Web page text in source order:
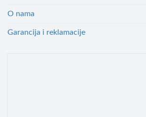
O nama
Garancija i reklamacije